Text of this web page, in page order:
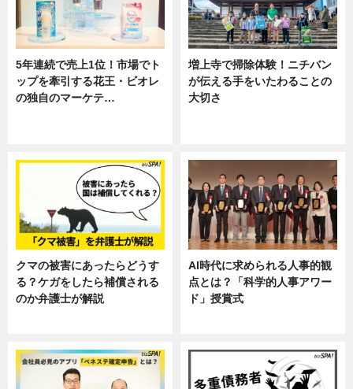
5年連続で売上1位！市場でト
ップを牽引する花王・ビオレ
の独自のマーケテ…
増上寺で掃除体験！ニチバン
が伝える手をいたわることの
大切さ
クマの被害にあったらどうす
る？ケガをしたら補償される
のか弁護士が解説
AI時代に求められる人事的観
点とは？「科学的人事アワー
ド」授賞式